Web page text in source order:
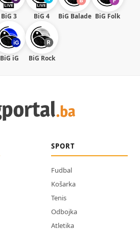
BiG 3 BiG 4 BiG Balade BiG Folk
BiG iG BiG Rock
SPORT
Fudbal
Košarka
Tenis
Odbojka
Atletika